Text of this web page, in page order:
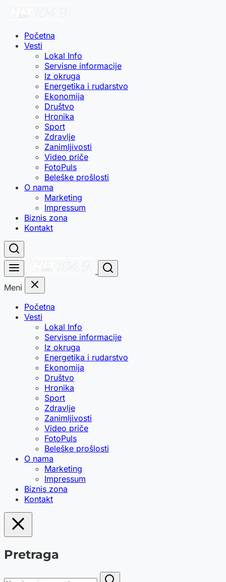
Početna
Vesti
Lokal Info
Servisne informacije
Iz okruga
Energetika i rudarstvo
Ekonomija
Društvo
Hronika
Sport
Zdravlje
Zanimljivosti
Video priče
FotoPuls
Beleške prošlosti
O nama
Marketing
Impressum
Biznis zona
Kontakt
Meni
Početna
Vesti
Lokal Info
Servisne informacije
Iz okruga
Energetika i rudarstvo
Ekonomija
Društvo
Hronika
Sport
Zdravlje
Zanimljivosti
Video priče
FotoPuls
Beleške prošlosti
O nama
Marketing
Impressum
Biznis zona
Kontakt
Pretraga